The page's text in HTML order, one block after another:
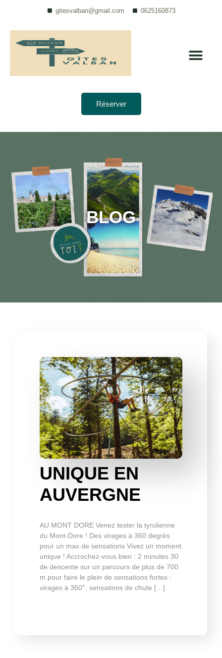
gitesvalban@gmail.com 0625160873
Réserver
BLOG
UNIQUE EN
AUVERGNE
AU MONT DORE Venez tester la tyrolienne
du Mont-Dore ! Des virages à 360 degrés
pour un max de sensations Vivez un moment
unique ! Accrochez-vous bien : 2 minutes 30
de descente sur un parcours de plus de 700
m pour faire le plein de sensations fortes :
virages à 360°, sensations de chute […]